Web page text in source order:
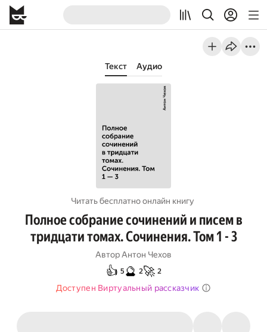
Текст Аудио
Читать бесплатно онлайн книгу
Полное собрание сочинений и писем в
тридцати томах. Сочинения. Том 1 - 3
АвторАнтон Чехов
👍 5 🔮 2🚀 2
Доступен Виртуальный рассказчик